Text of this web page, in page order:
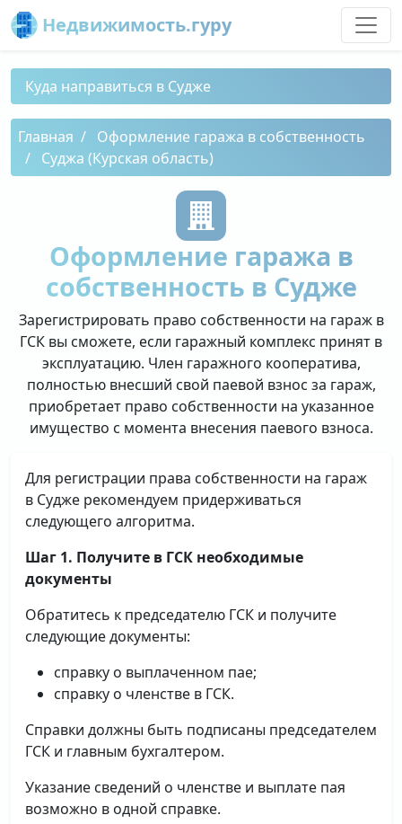
Недвижимость.гуру
Куда направиться в Судже
Главная
Оформление гаража в собственность
Суджа (Курская область)
Оформление гаража в
собственность в Судже
Зарегистрировать право собственности на гараж в
ГСК вы сможете, если гаражный комплекс принят в
эксплуатацию. Член гаражного кооператива,
полностью внесший свой паевой взнос за гараж,
приобретает право собственности на указанное
имущество с момента внесения паевого взноса.
Для регистрации права собственности на гараж
в Судже рекомендуем придерживаться
следующего алгоритма.
Шаг 1. Получите в ГСК необходимые
документы
Обратитесь к председателю ГСК и получите
следующие документы:
справку о выплаченном пае;
справку о членстве в ГСК.
Справки должны быть подписаны председателем
ГСК и главным бухгалтером.
Указание сведений о членстве и выплате пая
возможно в одной справке.